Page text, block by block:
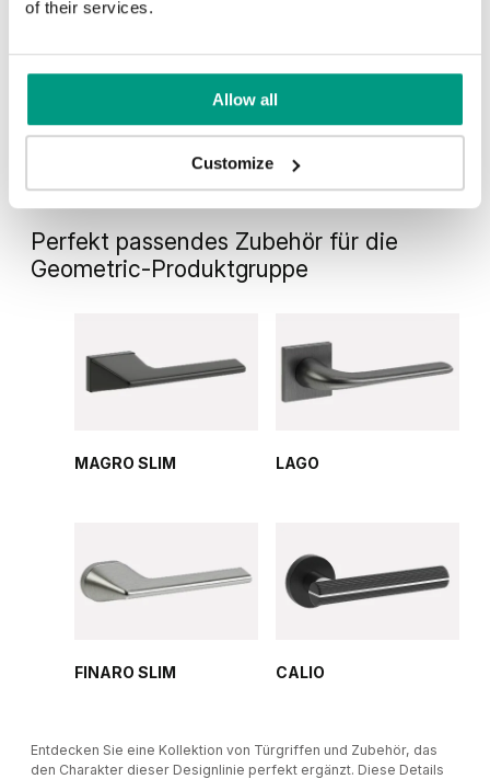
of their services.
Allow all
Customize
Zubehör
Perfekt passendes Zubehör für die
Geometric-Produktgruppe
MAGRO SLIM LAGO
FINARO SLIM CALIO
Entdecken Sie eine Kollektion von Türgriffen und Zubehör, das
den Charakter dieser Designlinie perfekt ergänzt. Diese Details